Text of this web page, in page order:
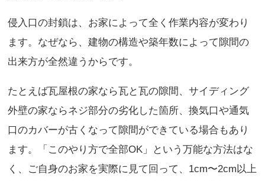
侵入口の封鎖は、お家によって全く作業内容が変わり
ます。なぜなら、建物の構造や築年数によって隙間の
出来方が全然違うからです。
たとえば瓦屋根の家なら瓦と瓦の隙間、サイディング
外壁の家ならネジ部分の劣化した箇所、換気口や通気
口のカバーが古くなって隙間ができている場合もあり
ます。「このやり方で全部OK」という万能な方法はな
く、ご自身のお家を実際に見て回って、1cm〜2cm以上